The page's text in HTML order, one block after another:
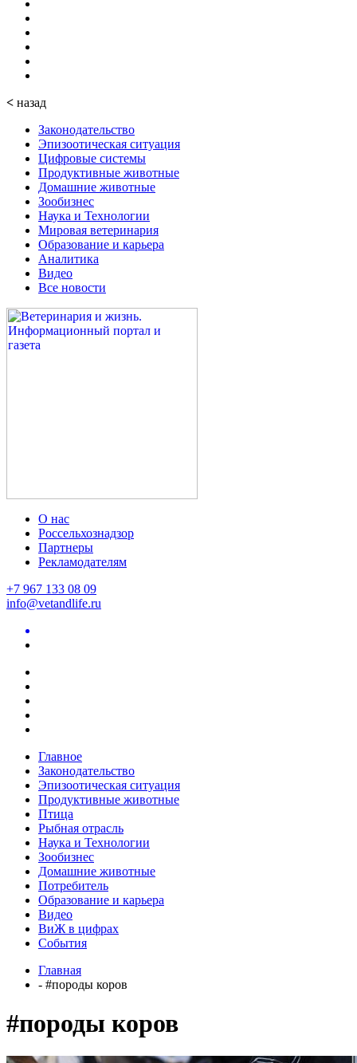
< назад
Законодательство
Эпизоотическая ситуация
Цифровые системы
Продуктивные животные
Домашние животные
Зообизнес
Наука и Технологии
Мировая ветеринария
Образование и карьера
Аналитика
Видео
Все новости
О нас
Россельхознадзор
Партнеры
Рекламодателям
+7 967 133 08 09
info@vetandlife.ru
Главное
Законодательство
Эпизоотическая ситуация
Продуктивные животные
Птица
Рыбная отрасль
Наука и Технологии
Зообизнес
Домашние животные
Потребитель
Образование и карьера
Видео
ВиЖ в цифрах
События
Главная
- #породы коров
#породы коров